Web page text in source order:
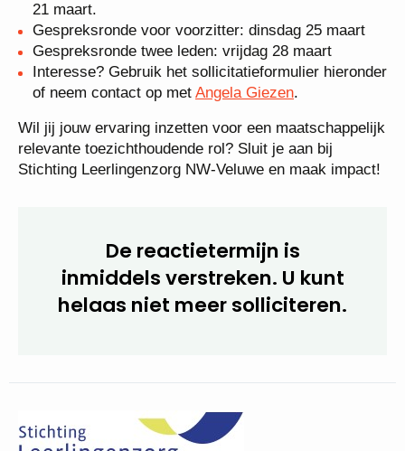
21 maart.
Gespreksronde voor voorzitter: dinsdag 25 maart
Gespreksronde twee leden: vrijdag 28 maart
Interesse? Gebruik het sollicitatieformulier hieronder
of neem contact op met Angela Giezen.
Wil jij jouw ervaring inzetten voor een maatschappelijk
relevante toezichthoudende rol? Sluit je aan bij
Stichting Leerlingenzorg NW-Veluwe en maak impact!
De reactietermijn is
inmiddels verstreken. U kunt
helaas niet meer solliciteren.